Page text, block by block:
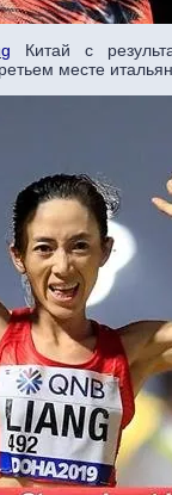
Китай с
месте